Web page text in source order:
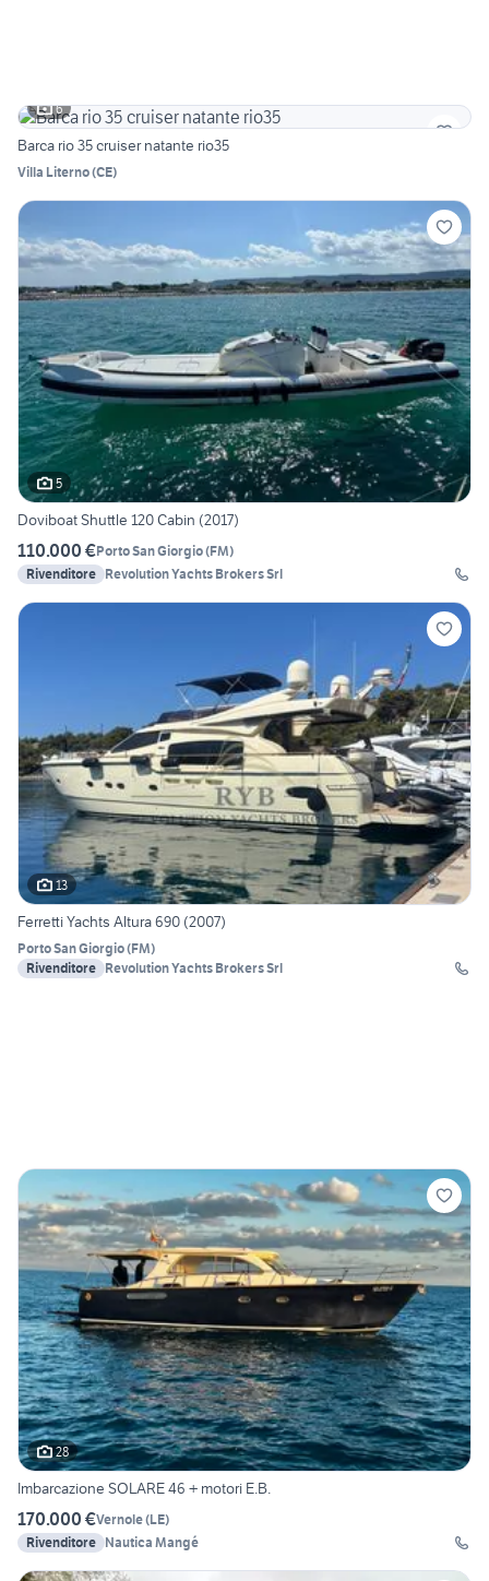
6
Barca rio 35 cruiser natante rio35
Villa Literno(CE)
5
Doviboat Shuttle 120 Cabin (2017)
110.000 €Porto San Giorgio(FM)
Rivenditore Revolution Yachts Brokers Srl
13
Ferretti Yachts Altura 690 (2007)
Porto San Giorgio(FM)
Rivenditore Revolution Yachts Brokers Srl
28
Imbarcazione SOLARE 46 + motori E.B.
170.000 €Vernole(LE)
Rivenditore Nautica Mangé